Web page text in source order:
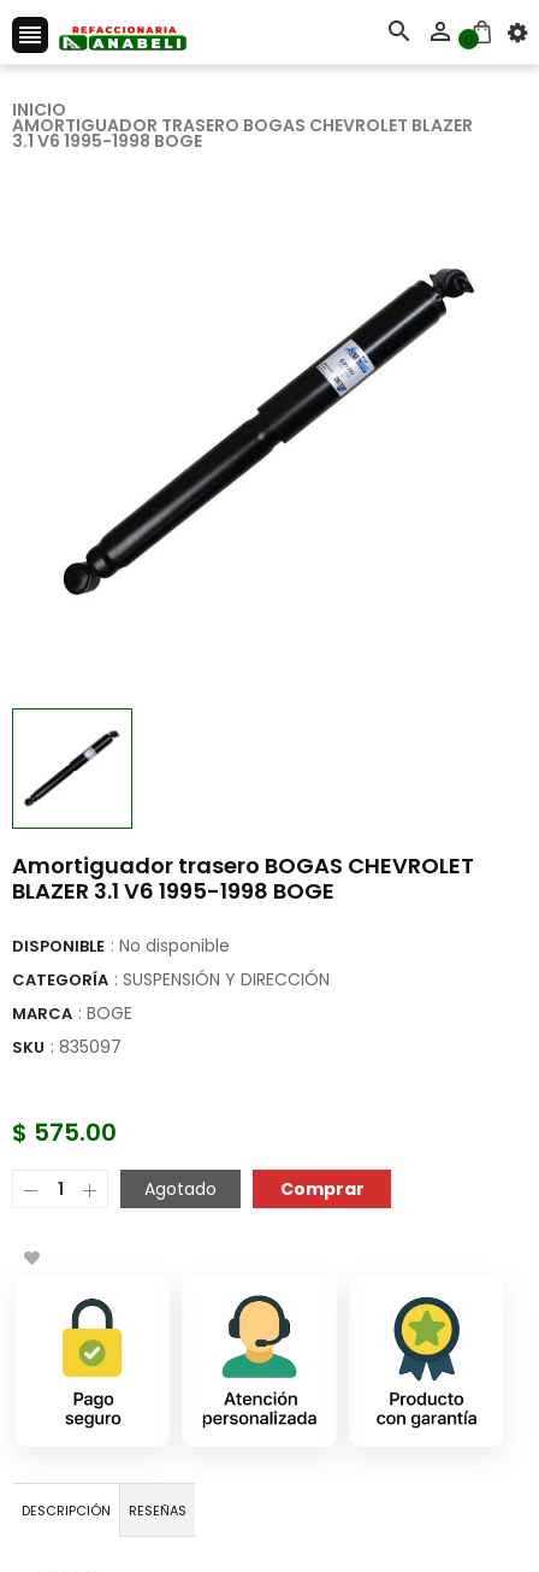
   0
INICIO
AMORTIGUADOR TRASERO BOGAS CHEVROLET BLAZER
3.1 V6 1995-1998 BOGE
Amortiguador trasero BOGAS CHEVROLET
BLAZER 3.1 V6 1995-1998 BOGE
DISPONIBLE : No disponible
CATEGORÍA : SUSPENSIÓN Y DIRECCIÓN
MARCA : BOGE
SKU : 835097
$ 575.00
Agotado COMPRAR AHORA
DESCRIPCIÓN RESEÑAS